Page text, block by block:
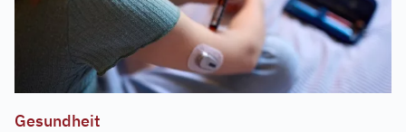
Gesundheit